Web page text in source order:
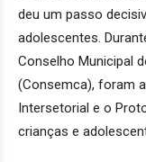
deu um passo
adolescentes.
Conselho Municipal
(Consemca), foram
Intersetorial e o
crianças e